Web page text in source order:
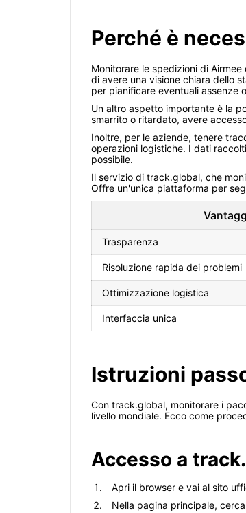
Perché è
Monitorare le spedizioni di
di avere una visione chiara dello
per pianificare eventuali assenze
Un altro aspetto importante è la
smarrito o ritardato, avere
Inoltre, per le aziende, tenere
operazioni logistiche. I dati
possibile.
Il servizio di track.global, che
Offre un'unica piattaforma per
Trasparenza
Risoluzione rapida dei problemi
Ottimizzazione logistica
Interfaccia unica
Istruzioni
Con track.global, monitorare i
livello mondiale. Ecco come
Accesso a
Apri il browser e vai al sito
Nella pagina principale,